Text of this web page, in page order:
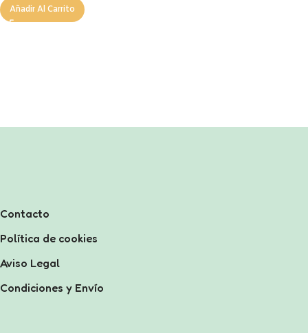
Añadir Al Carrito
Contacto
Política de cookies
Aviso Legal
Condiciones y Envío